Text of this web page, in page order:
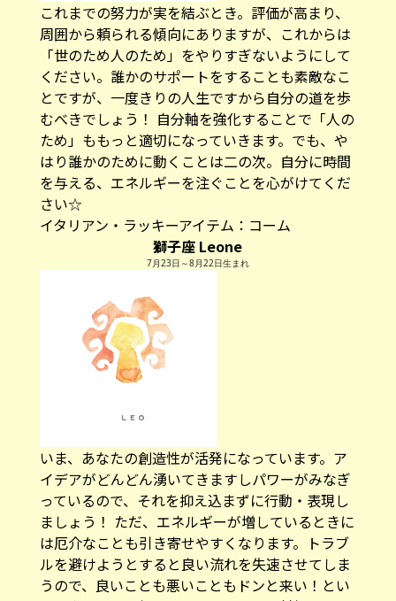
これまでの努力が実を結ぶとき。評価が高まり、
周囲から頼られる傾向にありますが、これからは
「世のため人のため」をやりすぎないようにして
ください。誰かのサポートをすることも素敵なこ
とですが、一度きりの人生ですから自分の道を歩
むべきでしょう！ 自分軸を強化することで「人の
ため」ももっと適切になっていきます。でも、や
はり誰かのために動くことは二の次。自分に時間
を与える、エネルギーを注ぐことを心がけてくだ
さい☆
イタリアン・ラッキーアイテム： コーム
獅子座 Leone
7月23日～8月22日生まれ
いま、あなたの創造性が活発になっています。ア
イデアがどんどん湧いてきますしパワーがみなぎ
っているので、それを抑え込まずに行動・表現し
ましょう！ ただ、エネルギーが増しているときに
は厄介なことも引き寄せやすくなります。トラブ
ルを避けようとすると良い流れを失速させてしま
うので、良いことも悪いこともドンと来い！とい